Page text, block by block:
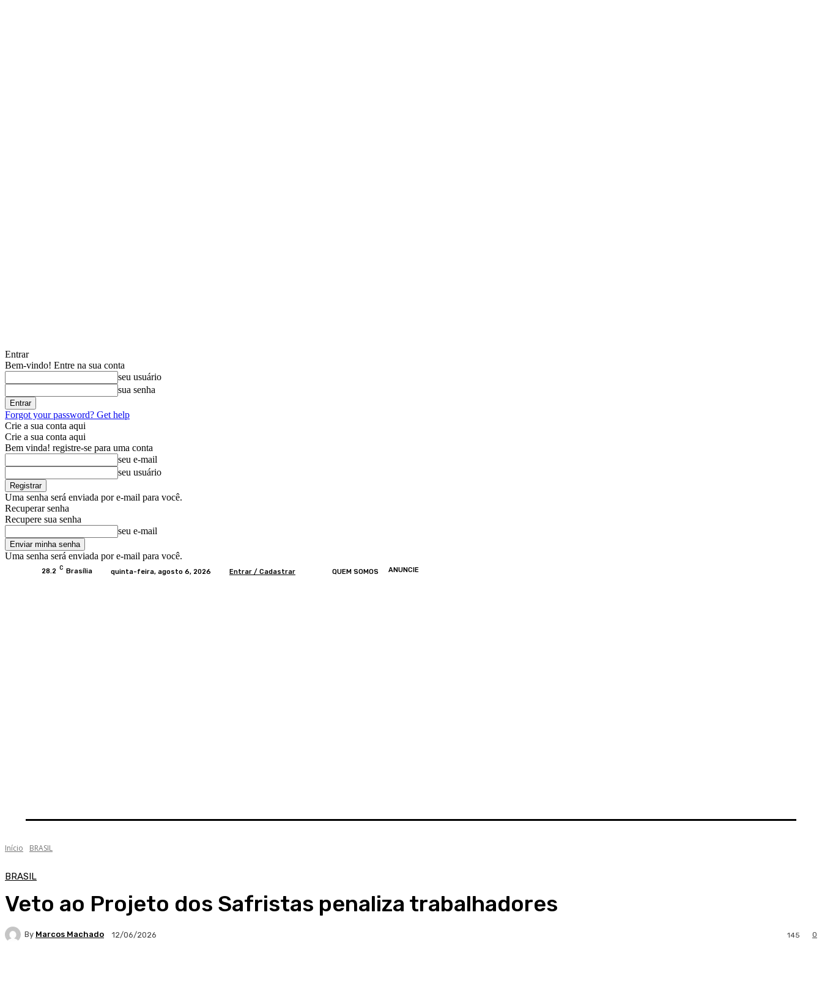
Entrar
Bem-vindo! Entre na sua conta
seu usuário
sua senha
Forgot your password? Get help
Crie a sua conta aqui
Crie a sua conta aqui
Bem vinda! registre-se para uma conta
seu e-mail
seu usuário
Uma senha será enviada por e-mail para você.
Recuperar senha
Recupere sua senha
seu e-mail
Uma senha será enviada por e-mail para você.
28.2 C Brasília quinta-feira, agosto 6, 2026 Entrar / Cadastrar QUEM SOMOS ANUNCIE
Início BRASIL
BRASIL
Veto ao Projeto dos Safristas penaliza trabalhadores
By Marcos Machado 12/06/2026 0
145